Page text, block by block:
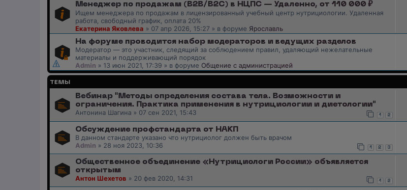
Менеджер по продажам (B2B/B2C) в НЦПС — Удаленно, от 110 000 ₽
Ищем менеджера по продажам в лицензированный учебный центр нутрициологии. Удаленная
работа, свободный график, оплата 20%
Екатерина Яковлева » 07 апр 2026, 15:27 » в форуме Ярославль
На форуме проводится набор модераторов и ведущих разделов
Модератор — это участник, следящий за соблюдением правил, удаляющий нежелательные
материалы и поддерживающий порядок
Admin » 13 июн 2021, 17:39 » в форуме Общение с администрацией
ТЕМЫ
Вебинар "Методы определения состава тела. Возможности и
ограничения. Практика применения в нутрициологии и диетологии"
Антонина Шагина » 07 сен 2021, 15:43 1 2
Обсуждение профстандарта от НАКП
В данном стандарте указано что нутрициолог должен быть врачом
Admin » 28 ноя 2023, 10:36 1 2 3
Общественное объединение «Нутрициологи России» объявляется
открытым
Антон Шехетов » 20 фев 2020, 14:31 1 2